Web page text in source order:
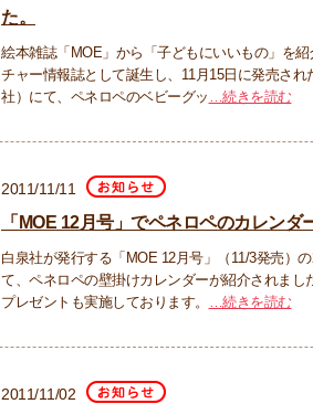
た。
絵本雑誌「MOE」から「子どもにいいもの」を
チャー情報誌として誕生し、11月15日に発売さ
社）にて、ペネロペのベビーグッ …続きを読む
2011/11/11
「MOE 12月号」でペネロペのカレンダ
白泉社が発行する「MOE 12月号」（11/3発売）
て、ペネロペの壁掛けカレンダーが紹介されまし
プレゼントも実施しております。 …続きを読む
2011/11/02